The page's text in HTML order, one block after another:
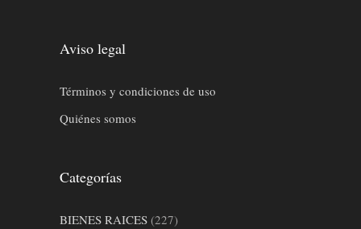
Aviso legal
Términos y condiciones de uso
Quiénes somos
Categorías
BIENES RAICES (227)